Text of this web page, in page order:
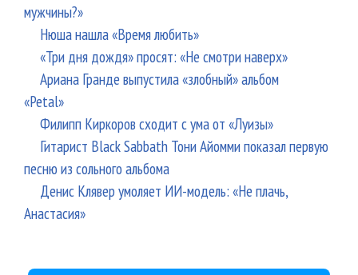
мужчины?»
Нюша нашла «Время любить»
«Три дня дождя» просят: «Не смотри наверх»
Ариана Гранде выпустила «злобный» альбом
«Petal»
Филипп Киркоров сходит с ума от «Луизы»
Гитарист Black Sabbath Тони Айомми показал первую
песню из сольного альбома
Денис Клявер умоляет ИИ-модель: «Не плачь,
Анастасия»